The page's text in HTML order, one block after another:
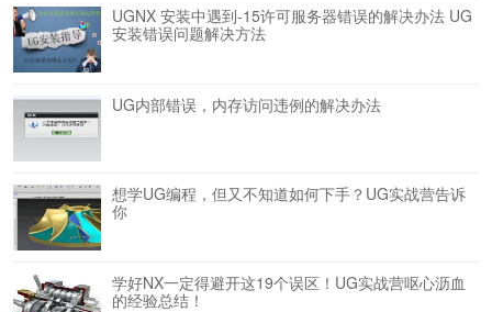
UGNX 安装中遇到-15许可服务器错误的解决办法 UG
安装错误问题解决方法
UG内部错误，内存访问违例的解决办法
想学UG编程，但又不知道如何下手？UG实战营告诉
你
学好NX一定得避开这19个误区！UG实战营呕心沥血
的经验总结！